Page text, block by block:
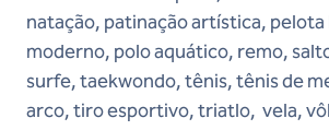
natação, patinação artística,
moderno, polo aquático, remo,
surfe, taekwondo, tênis, tênis de
arco, tiro esportivo, triatlo, vela,